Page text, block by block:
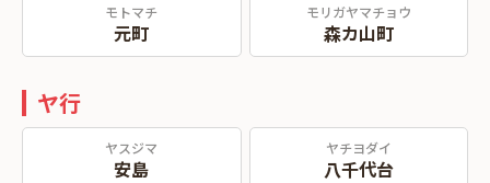
モトマチ
元町
モリガヤマチョウ
森カ山町
ヤ行
ヤスジマ
安島
ヤチヨダイ
八千代台